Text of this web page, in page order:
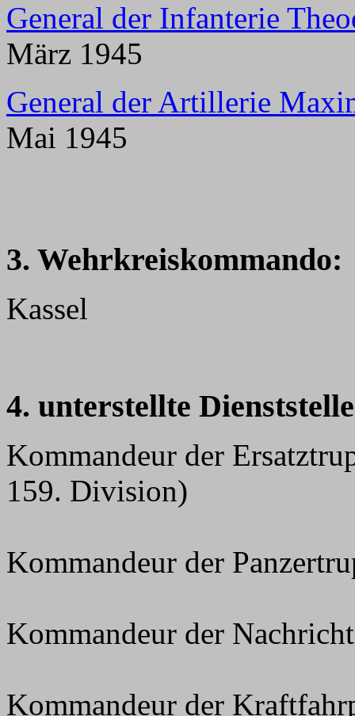
General der Infanterie
März 1945
General der Artillerie
Mai 1945
3. Wehrkreiskommando:
Kassel
4. unterstellte
Kommandeur der
159. Division)
Kommandeur der
Kommandeur der
Kommandeur der